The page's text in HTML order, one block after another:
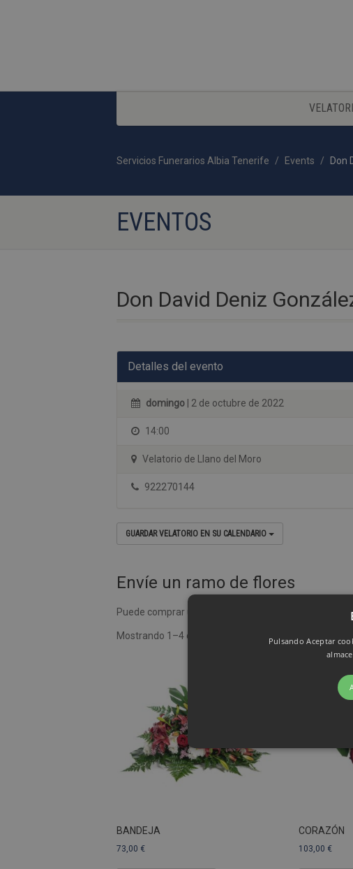
Servicios Funerarios Albia Tenerife Events Don
EVENTOS
Don David Deniz
Detalles del evento
domingo | 2 de octubre de 2022
14:00
Velatorio de Llano del Moro
922270144
GUARDAR VELATORIO EN SU CALENDARIO
Envíe un ramo de flores
Puede comprar un ramo de flores desde nuestra
Mostrando 1–4 de 8 resultados
BANDEJA
73,00 €
CORAZÓN
103,00 €
Pulsando Aceptar
Las cookies de rendimiento se